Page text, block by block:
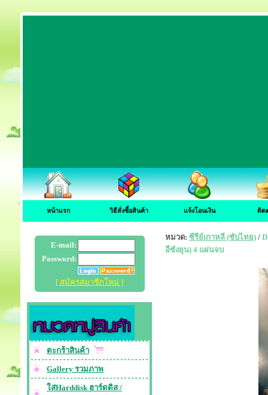
หน้าแรก วิธีสั่งซื้อสินค้า แจ้งโอนเงิน ติด
E-mail:
Password:
[ สมัครสมาชิกใหม่ ]
ตะกร้าสินค้า
Gallery รวมภาพ
ใส่Harddisk ฮาร์ดดิส /
หมวด: ซีรีย์เกาหลี (ซับไทย) /
อีซังยุน) 4 แผ่นจบ